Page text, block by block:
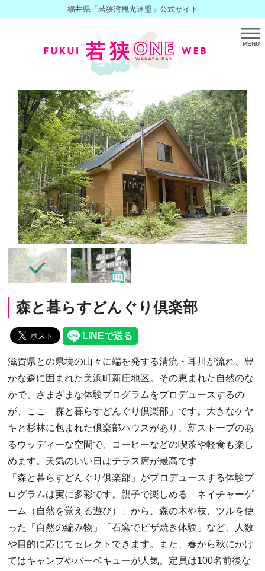
福井県「若狭湾観光連盟」公式サイト
MENU
森と暮らすどんぐり倶楽部
滋賀県との県境の山々に端を発する清流・耳川が流れ、豊
かな森に囲まれた美浜町新庄地区。その恵まれた自然のな
かで、さまざまな体験プログラムをプロデュースするの
が、ここ「森と暮らすどんぐり倶楽部」です。大きなケヤ
キと杉林に包まれた倶楽部ハウスがあり、薪ストーブのあ
るウッディーな空間で、コーヒーなどの喫茶や軽食も楽し
めます。天気のいい日はテラス席が最高です
「森と暮らすどんぐり倶楽部」がプロデュースする体験プ
ログラムは実に多彩です。親子で楽しめる「ネイチャーゲ
ーム（自然を覚える遊び）」から、森の木や枝、ツルを使
った「自然の編み物」「石窯でピザ焼き体験」など、人数
や目的に応じてセレクトできます。また、春から秋にかけ
てはキャンプやバーベキューが人気。定員は100名前後な